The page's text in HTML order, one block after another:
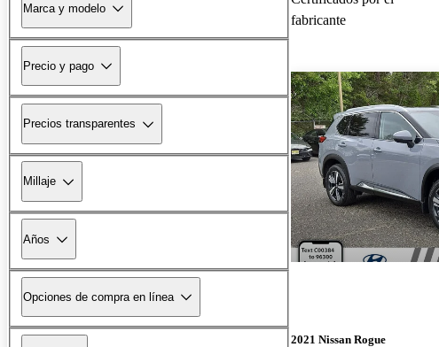
Marca y modelo
Precio y pago
Precios transparentes
Millaje
Años
Opciones de compra en línea
fabricante
2021 Nissan Rogue